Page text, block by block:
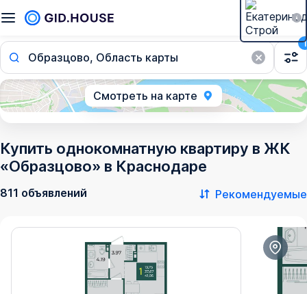
Образцово, Область карты
1
Смотреть на карте
Купить однокомнатную квартиру в ЖК
«Образцово» в Краснодаре
811 объявлений Рекомендуемые